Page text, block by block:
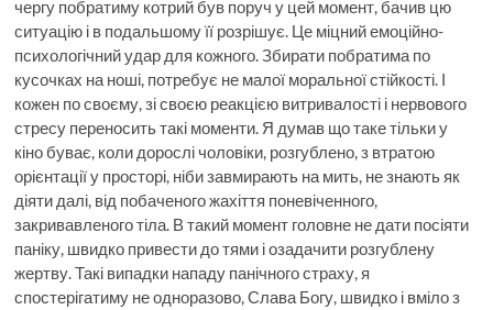
чергу побратиму котрий був поруч у цей момент, бачив цю
ситуацію і в подальшому її розрішує. Це міцний емоційно-
психологічний удар для кожного. Збирати побратима по
кусочках на ноші, потребує не малої моральної стійкості. І
кожен по своєму, зі своєю реакцією витривалості і нервового
стресу переносить такі моменти. Я думав що таке тільки у
кіно буває, коли дорослі чоловіки, розгублено, з втратою
орієнтації у просторі, ніби завмирають на мить, не знають як
діяти далі, від побаченого жахіття поневіченного,
закривавленого тіла. В такий момент головне не дати посіяти
паніку, швидко привести до тями і озадачити розгублену
жертву. Такі випадки нападу панічного страху, я
спостерігатиму не одноразово, Слава Богу, швидко і вміло з